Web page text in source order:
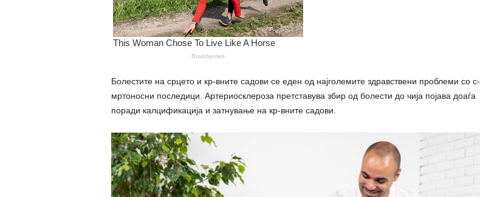
Болестите на срцето и кр-вните садови се еден од најголемите здравствени проблеми со с-
мртоносни последици. Артериосклероза претставува збир од болести до чија појава доаѓа
поради калцификација и затнување на кр-вните садови.